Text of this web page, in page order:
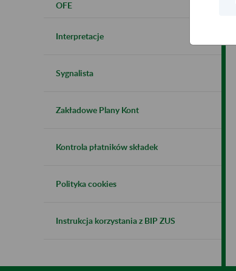
OFE
Interpretacje
Sygnalista
Zakładowe Plany Kont
Kontrola płatników składek
Polityka cookies
Instrukcja korzystania z BIP ZUS